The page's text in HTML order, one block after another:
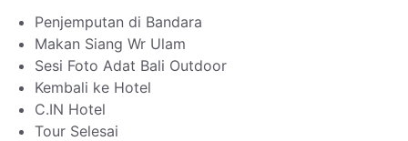
Penjemputan di Bandara
Makan Siang Wr Ulam
Sesi Foto Adat Bali Outdoor
Kembali ke Hotel
C.IN Hotel
Tour Selesai